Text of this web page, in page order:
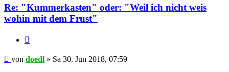
Re: "Kummerkasten" oder: "Weil ich nicht weis
wohin mit dem Frust"
Beitrag
von doedl » Sa 30. Jun 2018, 07:59